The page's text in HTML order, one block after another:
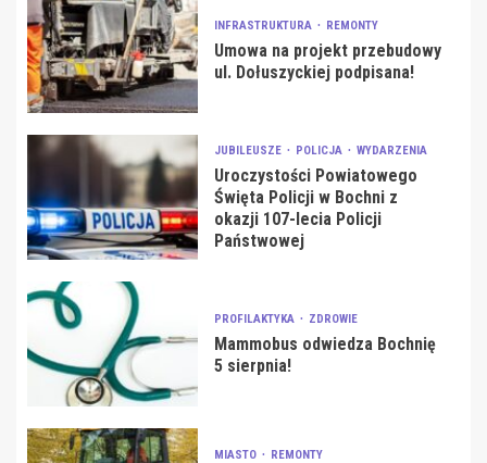
INFRASTRUKTURA REMONTY
Umowa na projekt przebudowy
ul. Dołuszyckiej podpisana!
JUBILEUSZE POLICJA WYDARZENIA
Uroczystości Powiatowego
Święta Policji w Bochni z
okazji 107-lecia Policji
Państwowej
PROFILAKTYKA ZDROWIE
Mammobus odwiedza Bochnię
5 sierpnia!
MIASTO REMONTY